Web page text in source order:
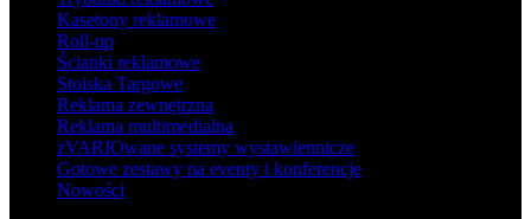
Kasetony reklamowe
Roll-up
Ścianki reklamowe
Stoiska Targowe
Reklama zewnętrzna
Reklama multimedialna
zVARIOwane systemy wystawiennicze
Gotowe zestawy na eventy i konferencje
Nowości